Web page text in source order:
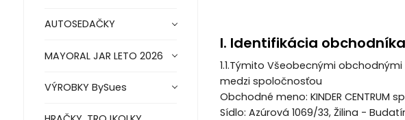
AUTOSEDAČKY
MAYORAL JAR LETO 2026
VÝROBKY BySues
I. Identifikácia obchodníka
1.1.Týmito Všeobecnými
medzi spoločnosťou
Obchodné meno: KINDER CENTRUM
Sídlo: Azúrová 1069/33, Žilina -